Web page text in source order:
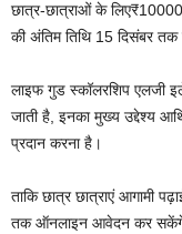
छात्र-छात्राओं के
की अंतिम तिथि 15 दिसंबर तक
लाइफ गुड स्कॉलरशिप एलजी
जाती है, इनका मुख्य उद्देश्य
प्रदान करना है।
ताकि छात्र छात्राएं आगामी
तक ऑनलाइन आवेदन कर